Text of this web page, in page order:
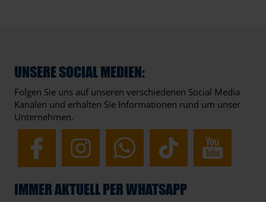
UNSERE SOCIAL MEDIEN:
Folgen Sie uns auf unseren verschiedenen Social Media
Kanälen und erhalten Sie Informationen rund um unser
Unternehmen.
IMMER AKTUELL PER WHATSAPP